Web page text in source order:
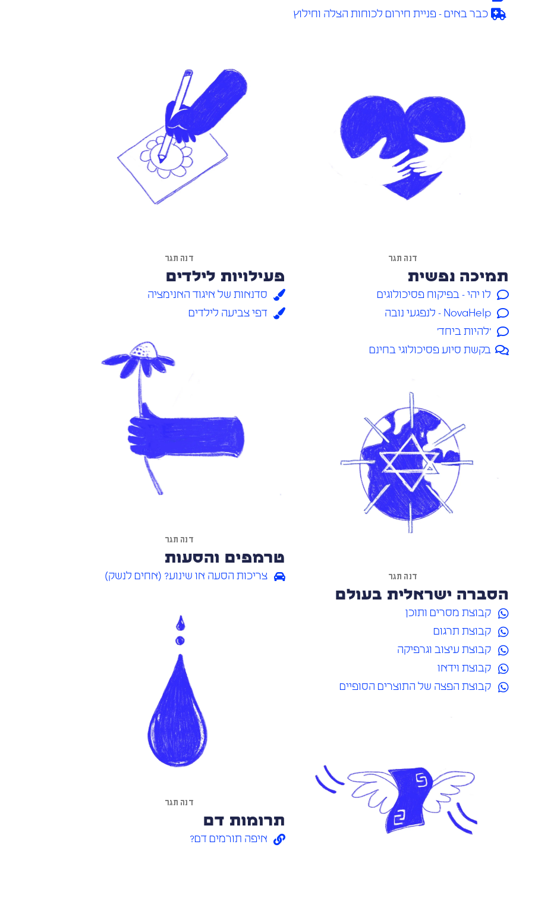
כבר באים - פניית חירום לכוחות הצלה וחילוץ
דנה תגר
תמיכה נפשית
לו יהי - בפיקוח פסיכולוגים
NovaHelp - לנפגעי נובה
׳להיות ביחד׳
בקשת סיוע פסיכולוגי בחינם
דנה תגר
הסברה ישראלית בעולם
קבוצת מסרים ותוכן
קבוצת תרגום
קבוצת עיצוב וגרפיקה
קבוצת וידאו
קבוצת הפצה של התוצרים הסופיים
דנה תגר
פעילויות לילדים
סדנאות של איגוד האנימציה
דפי צביעה לילדים
דנה תגר
טרמפים והסעות
צריכות הסעה או שינוע? (אחים לנשק)
דנה תגר
תרומות דם
איפה תורמים דם?